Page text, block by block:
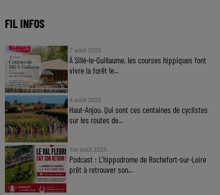
FIL INFOS
7 août 2026
À Sillé-le-Guillaume, les courses hippiques font
vivre la forêt le...
4 août 2026
Haut-Anjou. Qui sont ces centaines de cyclistes
sur les routes de...
1er août 2026
Podcast : L’hippodrome de Rochefort-sur-Loire
prêt à retrouver son...